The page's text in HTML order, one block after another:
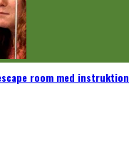
room med instruktion